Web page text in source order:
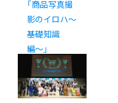
「商品写真撮
影のイロハ〜
基礎知識
編〜」
4/23（水）